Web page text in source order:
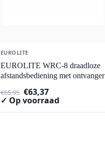
EUROLITE
EUROLITE WRC-8 draadloze
afstandsbediening met ontvanger
€65,95 Oorspronkelijke
prijs
€63,37Huidige
prijs
✓ Op voorraad